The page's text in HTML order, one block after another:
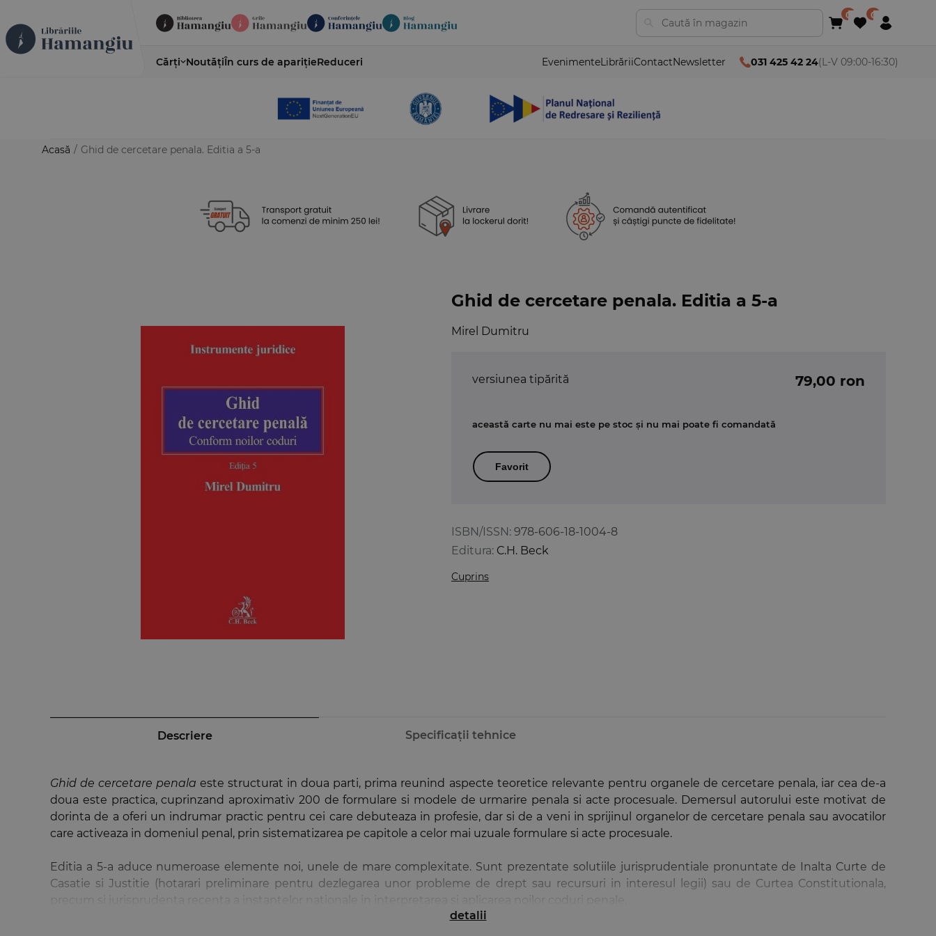
Cărți NoutățiÎn curs de aparițieReduceri EvenimenteLibrăriiContactNewsletter 031 425 42 24(L-V 09:00-16:30)
Acasă / Ghid de cercetare penala. Editia a 5-a
Ghid de cercetare penala. Editia a 5-a
Mirel Dumitru
ISBN/ISSN: 978-606-18-1004-8
Editura: C.H. Beck
Cuprins
versiunea tipărită 79,00 ron
această carte nu mai este pe stoc și nu mai poate fi comandată
Favorit
Descriere Specificații tehnice
Ghid de cercetare penala este structurat in doua parti, prima reunind aspecte teoretice relevante pentru organele de cercetare penala, iar cea de-a
doua este practica, cuprinzand aproximativ 200 de formulare si modele de urmarire penala si acte procesuale. Demersul autorului este motivat de
dorinta de a oferi un indrumar practic pentru cei care debuteaza in profesie, dar si de a veni in sprijinul organelor de cercetare penala sau avocatilor
care activeaza in domeniul penal, prin sistematizarea pe capitole a celor mai uzuale formulare si acte procesuale.
Editia a 5-a aduce numeroase elemente noi, unele de mare complexitate. Sunt prezentate solutiile jurisprudentiale pronuntate de Inalta Curte de
Casatie si Justitie (hotarari preliminare pentru dezlegarea unor probleme de drept sau recursuri in interesul legii) sau de Curtea Constitutionala,
detalii